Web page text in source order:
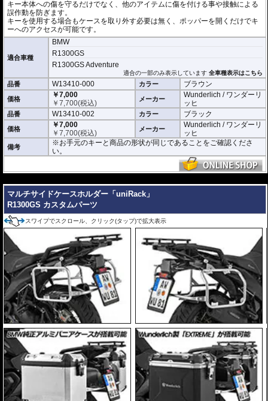
キー本体への傷を守るだけでなく、他のアイテムに傷を付ける事や接触による
誤作動を防ぎます。
キーを使用する場合もケースを取り外す必要は無く、ポッパーを開くだけでキ
ーへのアクセスが可能です。
適合車種
BMW
R1300GS
R1300GS Adventure
適合の一部のみ表示しています全車種表示はこちら
品番 W13410-000 カラー ブラウン
価格
￥7,000
￥7,700(税込) メーカー
Wunderlich / ワンダーリ
ッヒ
品番 W13410-002 カラー ブラック
価格
￥7,000
￥7,700(税込) メーカー
Wunderlich / ワンダーリ
ッヒ
備考
※お手元のキーと商品の形状が同じであることをご確認くださ
い。
マルチサイドケースホルダー「uniRack」
R1300GS カスタムパーツ
スワイプでスクロール、クリック(タップ)で拡大表示